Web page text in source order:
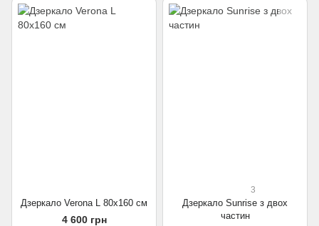
Дзеркало Verona L 80х160 см
4 600 грн
3
Дзеркало Sunrise з двох
частин